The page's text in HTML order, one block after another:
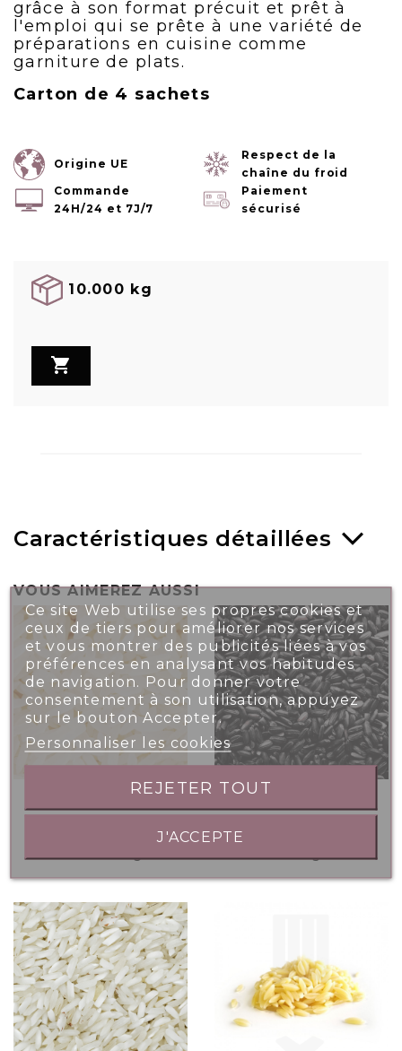
grâce à son format précuit et prêt à
l'emploi qui se prête à une variété de
préparations en cuisine comme
garniture de plats.
Carton de 4 sachets
Origine UE
Respect de la
chaîne du froid
Commande
24H/24 et 7J/7
Paiement
sécurisé
10.000 kg

Caractéristiques détaillées
VOUS AIMEREZ AUSSI
Précuit 1kg
Riz Noir Vénéré Cuit
2.5kg
Ce site Web utilise ses propres cookies et
ceux de tiers pour améliorer nos services
et vous montrer des publicités liées à vos
préférences en analysant vos habitudes
de navigation. Pour donner votre
consentement à son utilisation, appuyez
sur le bouton Accepter.
Personnaliser les cookies
REJETER TOUT
J'ACCEPTE